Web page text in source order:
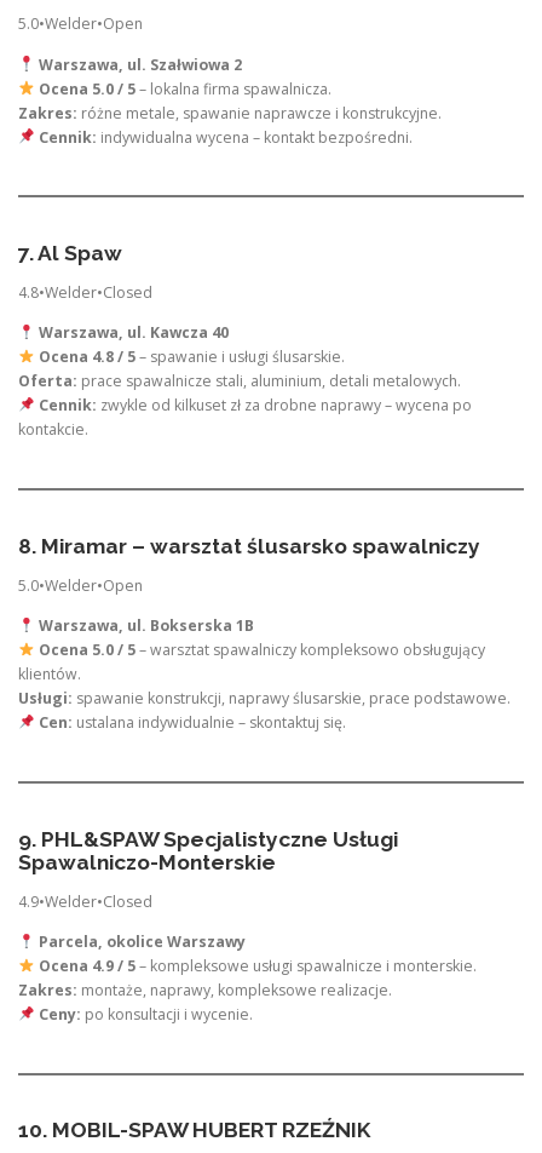
5.0•Welder•Open
Warszawa, ul. Szałwiowa 2
Ocena 5.0 / 5– lokalna firma spawalnicza.
Zakres: różne metale, spawanie naprawcze i konstrukcyjne.
Cennik: indywidualna wycena – kontakt bezpośredni.
7. Al Spaw
4.8•Welder•Closed
Warszawa, ul. Kawcza 40
Ocena 4.8 / 5– spawanie i usługi ślusarskie.
Oferta: prace spawalnicze stali, aluminium, detali metalowych.
Cennik: zwykle od kilkuset zł za drobne naprawy – wycena po
kontakcie.
8. Miramar – warsztat ślusarsko spawalniczy
5.0•Welder•Open
Warszawa, ul. Bokserska 1B
Ocena 5.0 / 5– warsztat spawalniczy kompleksowo obsługujący
klientów.
Usługi: spawanie konstrukcji, naprawy ślusarskie, prace podstawowe.
Cen: ustalana indywidualnie – skontaktuj się.
9. PHL&SPAW Specjalistyczne Usługi
Spawalniczo-Monterskie
4.9•Welder•Closed
Parcela, okolice Warszawy
Ocena 4.9 / 5– kompleksowe usługi spawalnicze i monterskie.
Zakres: montaże, naprawy, kompleksowe realizacje.
Ceny: po konsultacji i wycenie.
10. MOBIL-SPAW HUBERT RZEŹNIK